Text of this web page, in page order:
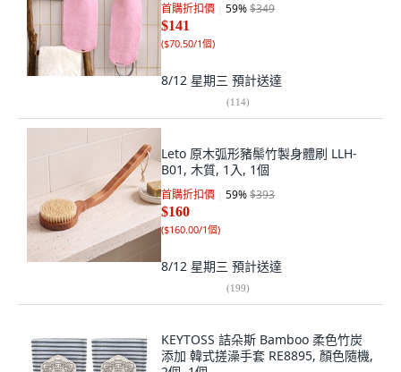
首購折扣價 59%$349
$141
($70.50/1個)
8/12 星期三 預計送達
(114)
Leto 原木弧形豬鬃竹製身體刷 LLH-
B01, 木質, 1入, 1個
首購折扣價 59%$393
$160
($160.00/1個)
8/12 星期三 預計送達
(199)
KEYTOSS 詰朵斯 Bamboo 柔色竹炭
添加 韓式搓澡手套 RE8895, 顏色隨機,